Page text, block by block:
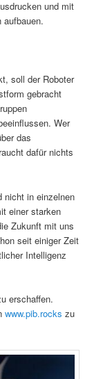
und mit
aufbauen.
soll der Roboter
gebracht
Wer
das
dafür nichts
nicht in einzelnen
einer starken
Zukunft mit uns
seit einiger Zeit
Intelligenz
erschaffen.
www.pib.rocks zu